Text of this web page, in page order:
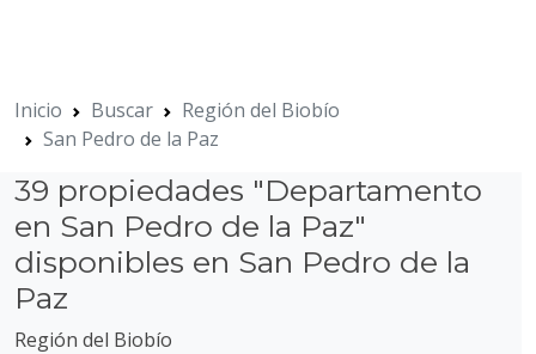
Inicio Buscar
Región del Biobío
San Pedro de la Paz
39 propiedades "Departamento
en San Pedro de la Paz"
disponibles en San Pedro de la
Paz
Región del Biobío